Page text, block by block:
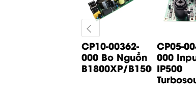
CP10-00362-
000 Bo Nguồn
B1800XP/B1500XP...
CP05-
000
IP500